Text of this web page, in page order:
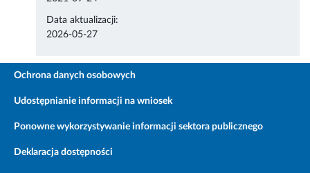
Data aktualizacji:
2026-05-27
Ochrona danych osobowych
Udostępnianie informacji na wniosek
Ponowne wykorzystywanie informacji sektora publicznego
Deklaracja dostępności